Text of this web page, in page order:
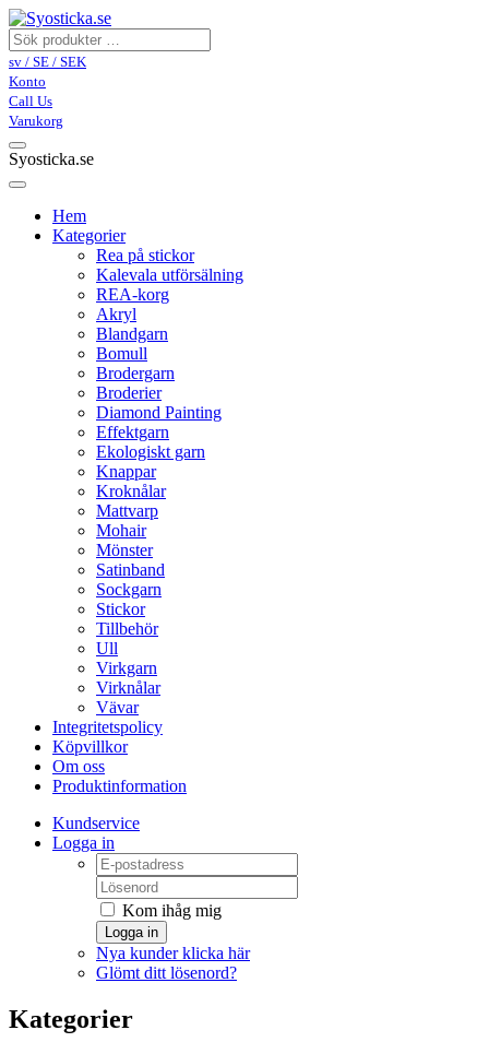
sv / SE / SEK
Konto
Call Us
Varukorg
Syosticka.se
Hem
Kategorier
Rea på stickor
Kalevala utförsälning
REA-korg
Akryl
Blandgarn
Bomull
Brodergarn
Broderier
Diamond Painting
Effektgarn
Ekologiskt garn
Knappar
Kroknålar
Mattvarp
Mohair
Mönster
Satinband
Sockgarn
Stickor
Tillbehör
Ull
Virkgarn
Virknålar
Vävar
Integritetspolicy
Köpvillkor
Om oss
Produktinformation
Kundservice
Logga in
Kom ihåg mig
Logga in
Nya kunder klicka här
Glömt ditt lösenord?
Kategorier